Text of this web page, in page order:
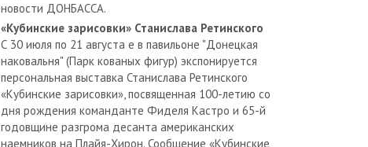
новости ДОНБАССА.
«Кубинские зарисовки» Станислава Ретинского
С 30 июля по 21 августа е в павильоне "Донецкая
наковальня" (Парк кованых фигур) экспонируется
персональная выставка Станислава Ретинского
«Кубинские зарисовки», посвященная 100-летию со
дня рождения команданте Фиделя Кастро и 65-й
годовщине разгрома десанта американских
наемников на Плайя-Хирон. Сообщение «Кубинские